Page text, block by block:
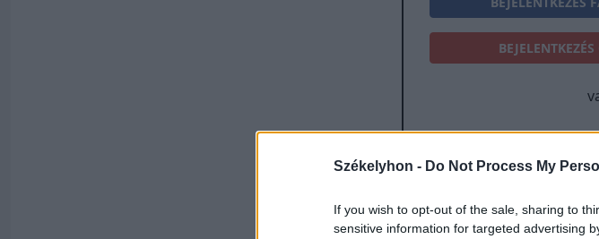
Székelyhon - Do Not Process My
If you wish to opt-out of the sale, sharing to
sensitive information for targeted advertising
E-mail-cím
Jelszó